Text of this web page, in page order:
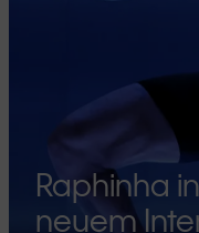
Raphinha in
neuem